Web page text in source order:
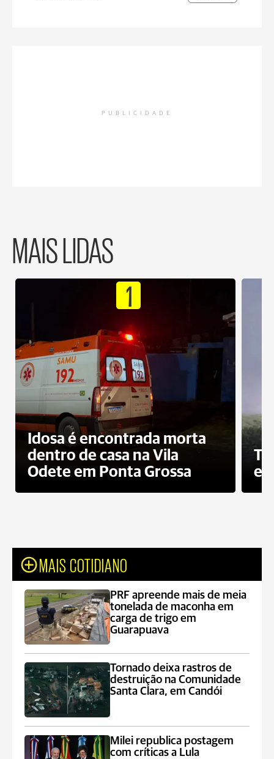
PUBLICIDADE
MAIS LIDAS
1
Idosa é encontrada morta
dentro de casa na Vila
Odete em Ponta Grossa
e
MAIS COTIDIANO
PRF apreende mais de meia
tonelada de maconha em
carga de trigo em
Guarapuava
Tornado deixa rastros de
destruição na Comunidade
Santa Clara, em Candói
Milei republica postagem
com críticas a Lula